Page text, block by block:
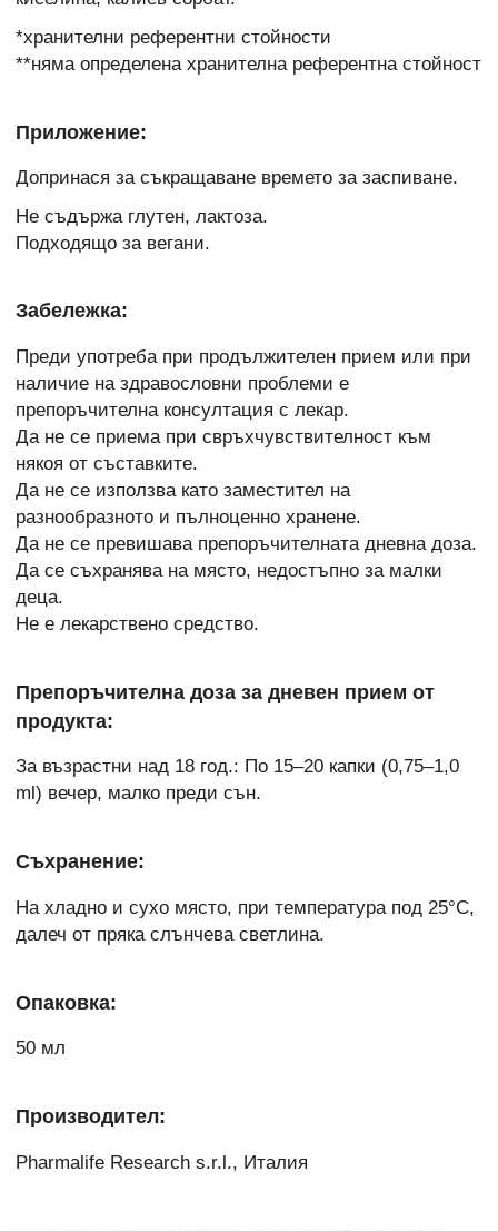
*хранителни референтни стойности
**няма определена хранителна референтна стойност
Приложение:
Допринася за съкращаване времето за заспиване.
Не съдържа глутен, лактоза.
Подходящо за вегани.
Забележка:
Преди употреба при продължителен прием или при
наличие на здравословни проблеми е
препоръчителна консултация с лекар.
Да не се приема при свръхчувствителност към
някоя от съставките.
Да не се използва като заместител на
разнообразното и пълноценно хранене.
Да не се превишава препоръчителната дневна доза.
Да се съхранява на място, недостъпно за малки
деца.
Не е лекарствено средство.
Препоръчителна доза за дневен прием от
продукта:
За възрастни над 18 год.: По 15–20 капки (0,75–1,0
ml) вечер, малко преди сън.
Съхранение:
На хладно и сухо място, при температура под 25°C,
далеч от пряка слънчева светлина.
Опаковка:
50 мл
Производител:
Pharmalife Research s.r.l., Италия